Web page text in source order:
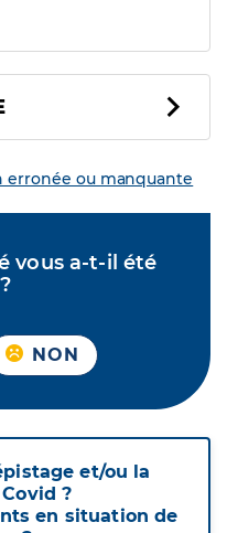
ou manquante
vous a-t-il été
NON
et/ou la
?
en situation de